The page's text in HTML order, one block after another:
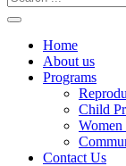
Home
About us
Programs
Child
Contact Us